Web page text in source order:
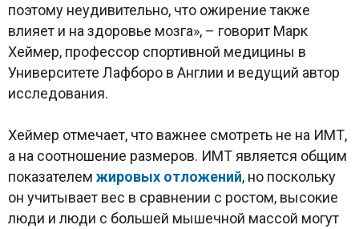
поэтому неудивительно, что ожирение также
влияет и на здоровье мозга», – говорит Марк
Хеймер, профессор спортивной медицины в
Университете Лафборо в Англии и ведущий автор
исследования.
Хеймер отмечает, что важнее смотреть не на ИМТ,
а на соотношение размеров. ИМТ является общим
показателем жировых отложений, но поскольку
он учитывает вес в сравнении с ростом, высокие
люди и люди с большей мышечной массой могут